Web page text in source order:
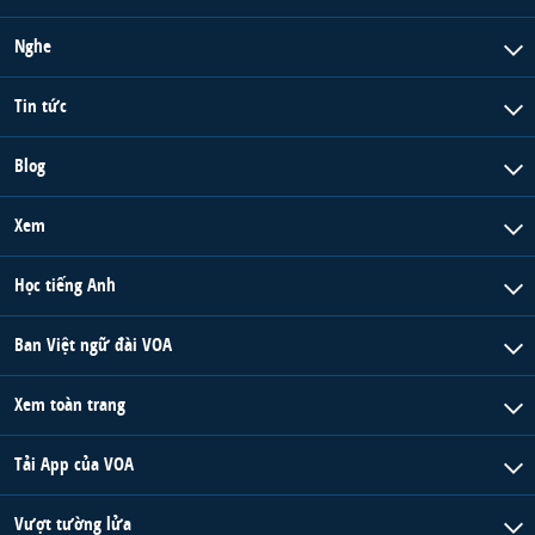
Nghe
Tin tức
Blog
Xem
Học tiếng Anh
Ban Việt ngữ đài VOA
Xem toàn trang
Tải App của VOA
Vượt tường lửa